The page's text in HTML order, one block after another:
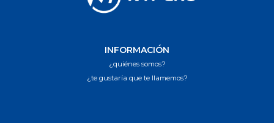
INFORMACIÓN
¿quiénes somos?
¿te gustaría que te llamemos?